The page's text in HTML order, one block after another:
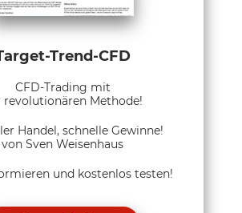
Trend-CFD
CFD-Trading mit
revolutionären Methode!
Handel, schnelle Gewinne!
von Sven Weisenhaus
und kostenlos testen!